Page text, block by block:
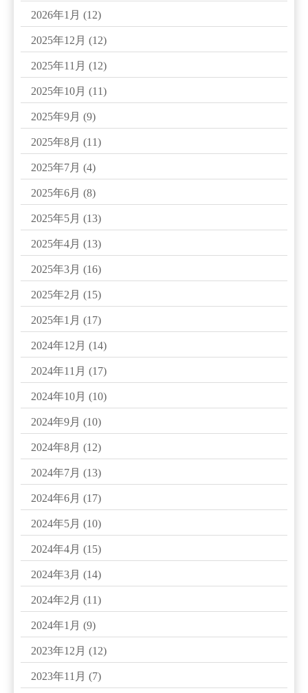
2026年1月 (12)
2025年12月 (12)
2025年11月 (12)
2025年10月 (11)
2025年9月 (9)
2025年8月 (11)
2025年7月 (4)
2025年6月 (8)
2025年5月 (13)
2025年4月 (13)
2025年3月 (16)
2025年2月 (15)
2025年1月 (17)
2024年12月 (14)
2024年11月 (17)
2024年10月 (10)
2024年9月 (10)
2024年8月 (12)
2024年7月 (13)
2024年6月 (17)
2024年5月 (10)
2024年4月 (15)
2024年3月 (14)
2024年2月 (11)
2024年1月 (9)
2023年12月 (12)
2023年11月 (7)